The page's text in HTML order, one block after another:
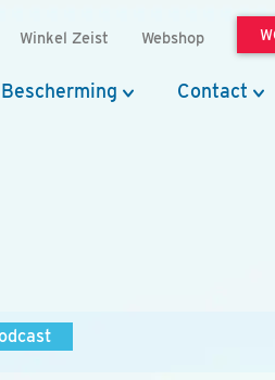
Winkel Zeist Webshop
Bescherming Contact